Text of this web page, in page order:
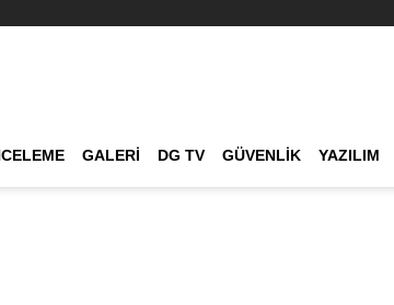
GALERI DG TV GÜVENLIK YAZILIM